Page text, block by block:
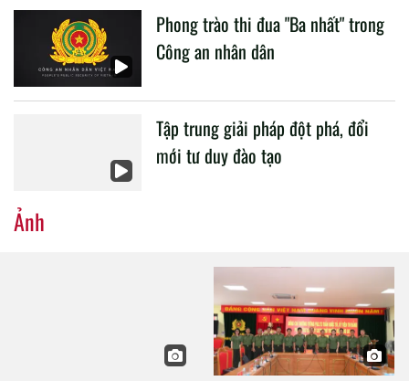
Phong trào thi đua "Ba nhất" trong
Công an nhân dân
Tập trung giải pháp đột phá, đổi
mới tư duy đào tạo
Ảnh